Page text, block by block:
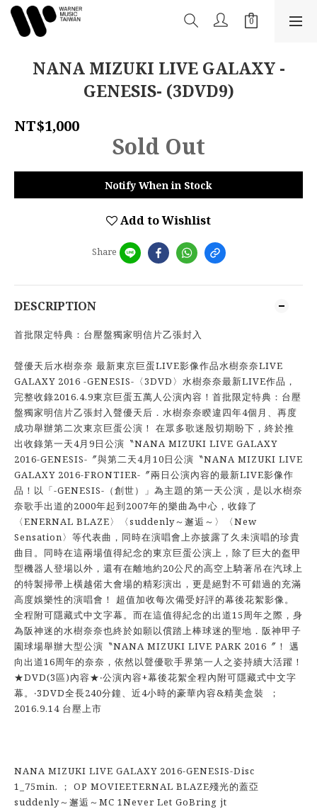
NANA MIZUKI LIVE GALAXY -
GENESIS- (3DVD9)
NT$1,000
Sold Out
Notify When in Stock
Add to Wishlist
Share
DESCRIPTION
首批限定特典：台壓盤獨家明信片乙張封入
聲優天后水樹奈奈 最新東京巨蛋LIVE影像作品水樹奈奈LIVE
GALAXY 2016 -GENESIS-〈3DVD〉水樹奈奈最新LIVE作品，
完整收錄2016.4.9東京巨蛋五萬人公演內容！首批限定特典：台壓
盤獨家明信片乙張封入聲優天后．水樹奈奈睽違四年4個月、再度
成功舉辦第二次東京巨蛋公演！ 在眾多歌迷殷切期盼下，終於推
出收錄第一天4月9日公演〝NANA MIZUKI LIVE GALAXY
2016-GENESIS-〞與第二天4月10日公演〝NANA MIZUKI LIVE
GALAXY 2016-FRONTIER-〞兩日公演內容的最新LIVE影像作
品！以「-GENESIS-（創世）」為主題的第一天公演，是以水樹奈
奈歌手出道的2000年起到2007年的樂曲為中心，收錄了
〈ENERNAL BLAZE〉〈suddenly～邂逅～〉〈New
Sensation〉等代表曲，同時在演唱會上亦披露了久未演唱的珍貴
曲目。同時在這兩場值得紀念的東京巨蛋公演上，除了巨大的盔甲
型機器人登場以外，還有在離地約20公尺的高空上騎著吊在汽球上
的特製掃帚上橫越偌大會場的精彩演出，更是絕對不可錯過的充滿
高度娛樂性的演唱會！ 超值加收每次備受好評的幕後花絮影像。
全程附可隱藏式中文字幕。而在這值得紀念的出道15周年之際，身
為阪神迷的水樹奈奈也終於如願以償踏上棒球迷的聖地．阪神甲子
園球場舉辦大型公演〝NANA MIZUKI LIVE PARK 2016〞！ 邁
向出道16周年的奈奈，依然以聲優歌手界第一人之姿持續大活躍！
★DVD(3區)內容★‧公演內容+幕後花絮全程內附可隱藏式中文字
幕。‧3DVD全長240分鐘、近4小時的豪華內容&精美盒裝 ；
2016.9.14 台壓上市
NANA MIZUKI LIVE GALAXY 2016-GENESIS-Disc
1_75min. ； OP MOVIEETERNAL BLAZE殘光的蓋亞
suddenly～邂逅～MC 1Never Let GoBring jt